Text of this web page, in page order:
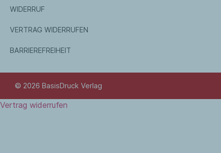
WIDERRUF
VERTRAG WIDERRUFEN
BARRIEREFREIHEIT
© 2026 BasisDruck Verlag
Vertrag widerrufen